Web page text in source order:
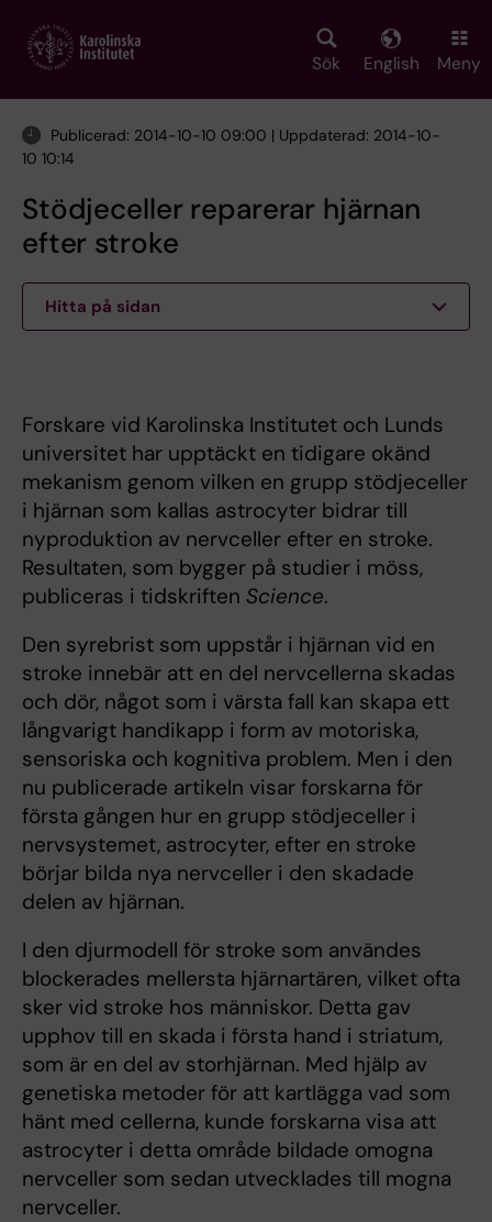
main
Sök English Meny
Publicerad: 2014-10-10 09:00 | Uppdaterad: 2014-10-
10 10:14
Stödjeceller reparerar hjärnan
efter stroke
Hitta på sidan
Forskare vid Karolinska Institutet och Lunds
universitet har upptäckt en tidigare okänd
mekanism genom vilken en grupp stödjeceller
i hjärnan som kallas astrocyter bidrar till
nyproduktion av nervceller efter en stroke.
Resultaten, som bygger på studier i möss,
publiceras i tidskriften Science.
Den syrebrist som uppstår i hjärnan vid en
stroke innebär att en del nervcellerna skadas
och dör, något som i värsta fall kan skapa ett
långvarigt handikapp i form av motoriska,
sensoriska och kognitiva problem. Men i den
nu publicerade artikeln visar forskarna för
första gången hur en grupp stödjeceller i
nervsystemet, astrocyter, efter en stroke
börjar bilda nya nervceller i den skadade
delen av hjärnan.
I den djurmodell för stroke som användes
blockerades mellersta hjärnartären, vilket ofta
sker vid stroke hos människor. Detta gav
upphov till en skada i första hand i striatum,
som är en del av storhjärnan. Med hjälp av
genetiska metoder för att kartlägga vad som
hänt med cellerna, kunde forskarna visa att
astrocyter i detta område bildade omogna
nervceller som sedan utvecklades till mogna
nervceller.